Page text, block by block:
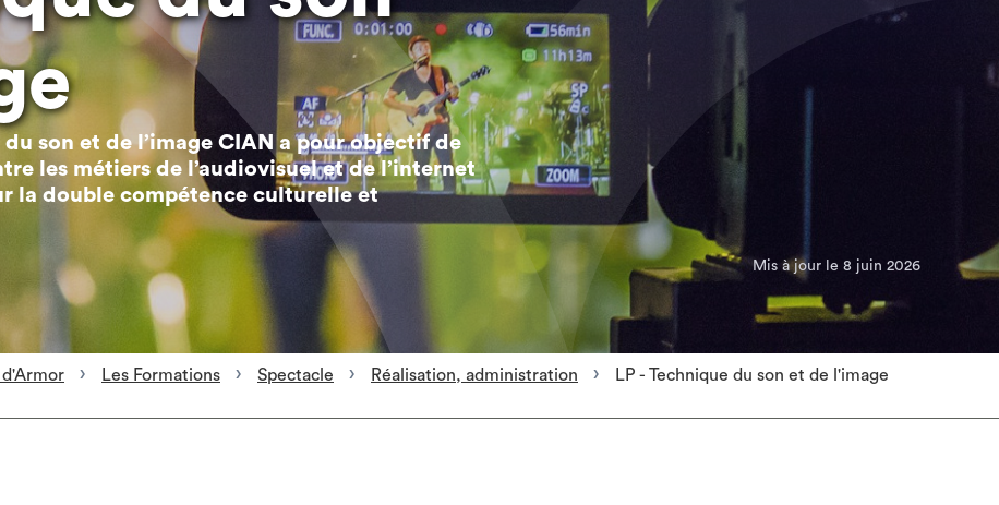
son et de l’image CIAN a pour objectif de
les métiers de l’audiovisuel et de l’internet
la double compétence culturelle et
Mis à jour le 8 juin 2026
Les Formations Spectacle Réalisation, administration
LP - Technique du son et de l'image